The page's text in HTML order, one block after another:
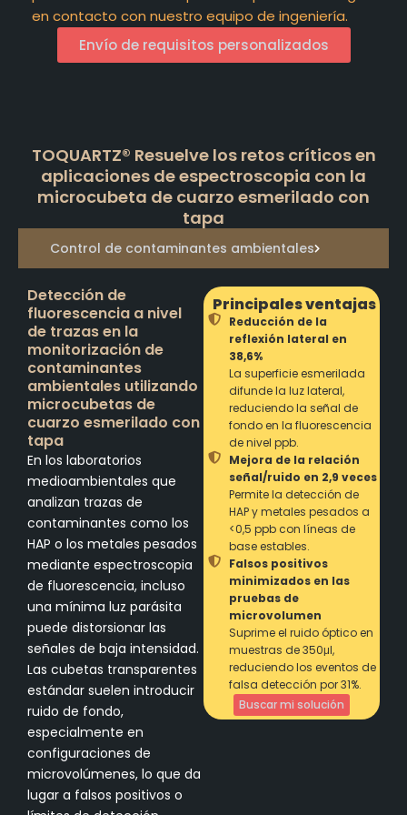
en contacto con nuestro equipo de ingeniería.
Envío de requisitos personalizados
TOQUARTZ® Resuelve los retos críticos en
aplicaciones de espectroscopia con la
microcubeta de cuarzo esmerilado con
tapa
Control de contaminantes ambientales
Detección de
fluorescencia a nivel
de trazas en la
monitorización de
contaminantes
ambientales utilizando
microcubetas de
cuarzo esmerilado con
tapa
En los laboratorios
medioambientales que
analizan trazas de
contaminantes como los
HAP o los metales pesados
mediante espectroscopia
de fluorescencia, incluso
una mínima luz parásita
puede distorsionar las
señales de baja intensidad.
Las cubetas transparentes
estándar suelen introducir
ruido de fondo,
especialmente en
configuraciones de
microvolúmenes, lo que da
lugar a falsos positivos o
Principales ventajas
Reducción de la
reflexión lateral en
38,6%
La superficie esmerilada
difunde la luz lateral,
reduciendo la señal de
fondo en la fluorescencia
de nivel ppb.
Mejora de la relación
señal/ruido en 2,9 veces
Permite la detección de
HAP y metales pesados a
<0,5 ppb con líneas de
base estables.
Falsos positivos
minimizados en las
pruebas de
microvolumen
Suprime el ruido óptico en
muestras de 350μl,
reduciendo los eventos de
falsa detección por 31%.
Buscar mi solución